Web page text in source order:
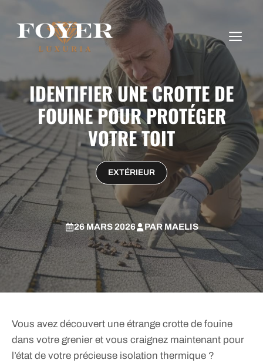
contenu
IDENTIFIER UNE CROTTE DE
FOUINE POUR PROTÉGER
VOTRE TOIT
EXTÉRIEUR
26 MARS 2026 PARMAELIS
Vous avez découvert une étrange crotte de fouine
dans votre grenier et vous craignez maintenant pour
l’état de votre précieuse isolation thermique ?